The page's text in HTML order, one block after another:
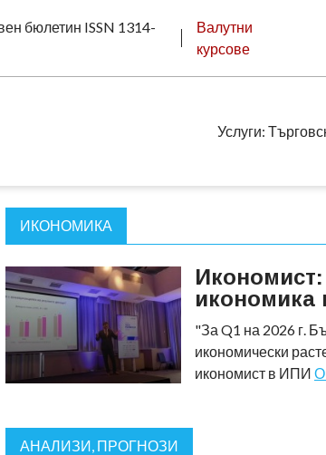
бюлетин ISSN 1314-
Валутни
курсове
Услуги:
ИКОНОМИКА
икономика
"За Q1 на 2026 г.
икономически
икономист в ИПИ
АНАЛИЗИ, ПРОГНОЗИ